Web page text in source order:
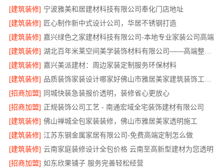
[建筑装修] 宁波雅美和居建材科技有限公司奉化门店地址
[建筑装修] 匠心制作新中式设计公司，华居不锈钢打造
[建筑装修] 嘉兴绿色之家建材科技有限公司-本地专业家装公司高端
[建筑装修]
湖北百年米莱空间美学装饰材料有限公司——高端整家装修老房焕新
[建筑装修] 嘉兴美派建材：周边家装定制服务环保材料
[建筑装修]
[招商加盟] 同城快装急装报价透明，装修省心更放心
[招商加盟] 正规装饰公司工艺 - 南通宏域全宅装饰建材有限公司
[建筑装修] 佛山禅城全包家装装修，佛山市雅居美家透明施工
[建筑装修] 江苏东钢金属家居有限公司-免费高端定制怎么做
[建筑装修] 云南家庭装修设计全包价格 云南至高新型建材为您透明
[招商加盟] 如东欣果铺子 服务完善轻松经营